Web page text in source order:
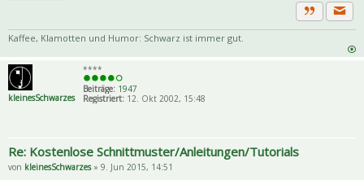
Zitat
Kaffee, Klamotten und Humor: Schwarz ist immer gut.
kleinesSchwarzes
****
Beiträge: 1947
Registriert: 12. Okt 2002, 15:48
Re: Kostenlose Schnittmuster/Anleitungen/Tutorials
von kleinesSchwarzes» 9. Jun 2015, 14:51